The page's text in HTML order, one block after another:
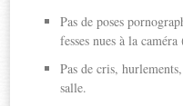
Pas de poses
fesses nues à la caméra
Pas de cris,
salle.